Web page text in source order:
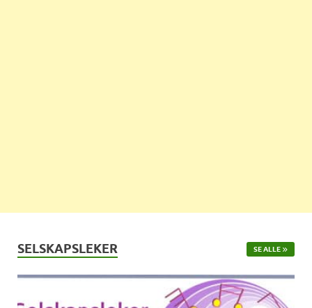
SELSKAPSLEKER SE ALLE